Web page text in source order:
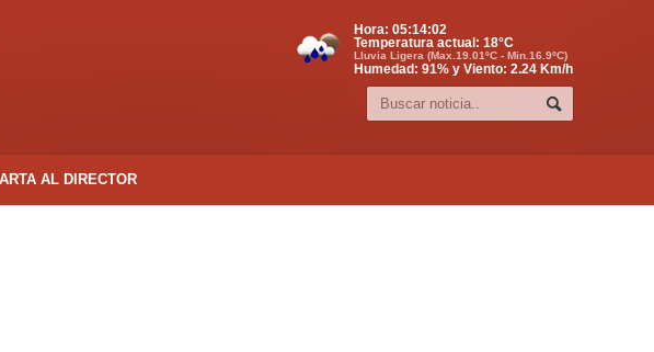
Hora: 05:14:02
Temperatura actual: 18°C
Lluvia Ligera (Max.19.01ºC - Min.16.9ºC)
Humedad: 91% y Viento: 2.24 Km/h
AL DIRECTOR